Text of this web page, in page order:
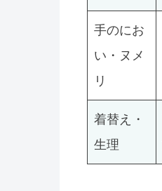
手のにお
い・ヌメ
リ
着替え・
生理